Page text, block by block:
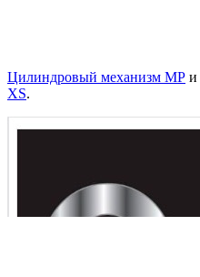
Цилиндровый механизм MP и
XS.